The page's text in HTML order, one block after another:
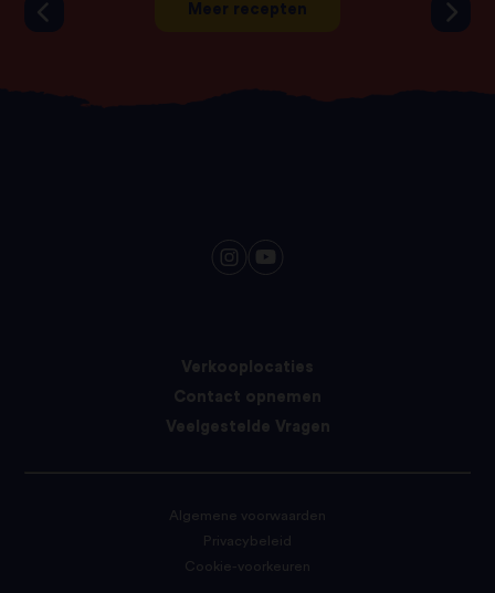
Meer recepten
Verkooplocaties
Contact opnemen
Veelgestelde Vragen
Algemene voorwaarden
Privacybeleid
Cookie-voorkeuren